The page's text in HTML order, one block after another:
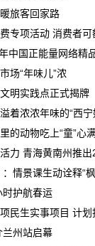
旅客回家路
专项活动 消费者
中国正能量网络精
场“年味儿”浓
明实践点正式揭牌
着浓浓年味的“西宁
的动物吃上“童”心
力 青海黄南州推
情景课生动诠释“
护航春运
民生实事项目 计
兰州站启幕